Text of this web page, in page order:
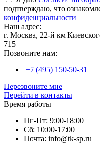
подтверждаю, что
конфиденциальности
Наш адрес:
г. Москва, 22-й км
715
Позвоните нам:
+7 (495) 150-50-31
Перезвоните мне
Перейти в контакты
Время работы
Пн-Пт: 9:00-18:00
Сб: 10:00-17:00
Почта: info@tk-sp.ru